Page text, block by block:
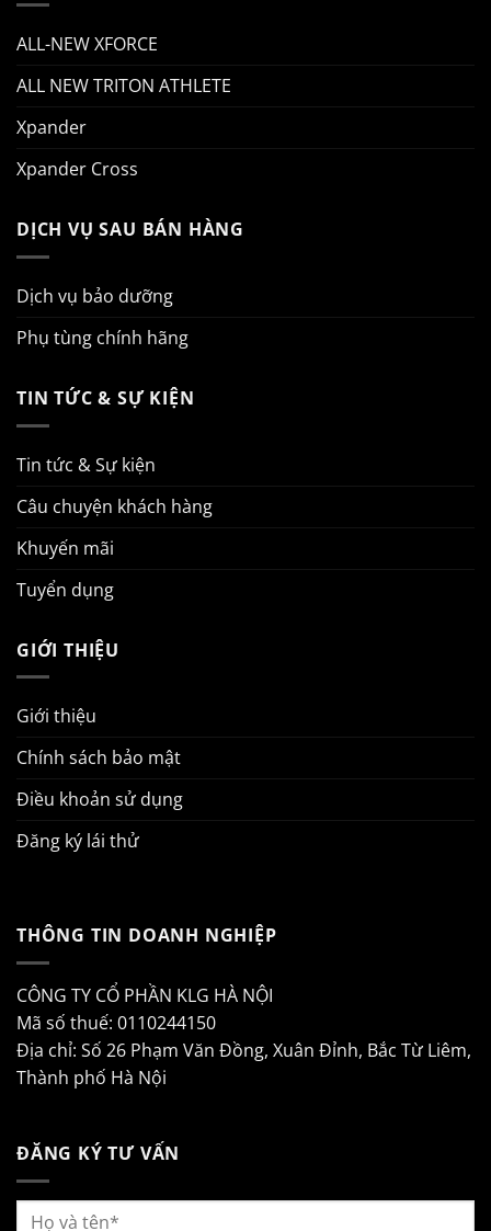
ALL-NEW XFORCE
ALL NEW TRITON ATHLETE
Xpander
Xpander Cross
DỊCH VỤ SAU BÁN HÀNG
Dịch vụ bảo dưỡng
Phụ tùng chính hãng
TIN TỨC & SỰ KIỆN
Tin tức & Sự kiện
Câu chuyện khách hàng
Khuyến mãi
Tuyển dụng
GIỚI THIỆU
Giới thiệu
Chính sách bảo mật
Điều khoản sử dụng
Đăng ký lái thử
THÔNG TIN DOANH NGHIỆP
CÔNG TY CỔ PHẦN KLG HÀ NỘI
Mã số thuế: 0110244150
Địa chỉ: Số 26 Phạm Văn Đồng, Xuân Đỉnh, Bắc Từ Liêm,
Thành phố Hà Nội
ĐĂNG KÝ TƯ VẤN